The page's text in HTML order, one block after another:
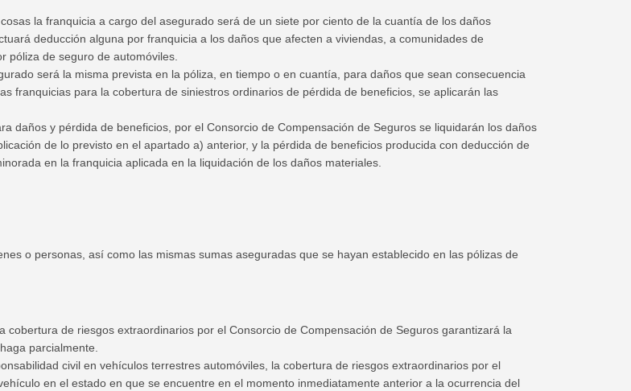
la franquicia a cargo del asegurado será de un siete por ciento de la cuantía de los daños
deducción alguna por franquicia a los daños que afecten a viviendas, a comunidades de
póliza de seguro de automóviles.
será la misma prevista en la póliza, en tiempo o en cuantía, para daños que sean consecuencia
franquicias para la cobertura de siniestros ordinarios de pérdida de beneficios, se aplicarán las
daños y pérdida de beneficios, por el Consorcio de Compensación de Seguros se liquidarán los daños
de lo previsto en el apartado a) anterior, y la pérdida de beneficios producida con deducción de
en la franquicia aplicada en la liquidación de los daños materiales.
o personas, así como las mismas sumas aseguradas que se hayan establecido en las pólizas de
de riesgos extraordinarios por el Consorcio de Compensación de Seguros garantizará la
parcialmente.
civil en vehículos terrestres automóviles, la cobertura de riesgos extraordinarios por el
en el estado en que se encuentre en el momento inmediatamente anterior a la ocurrencia del